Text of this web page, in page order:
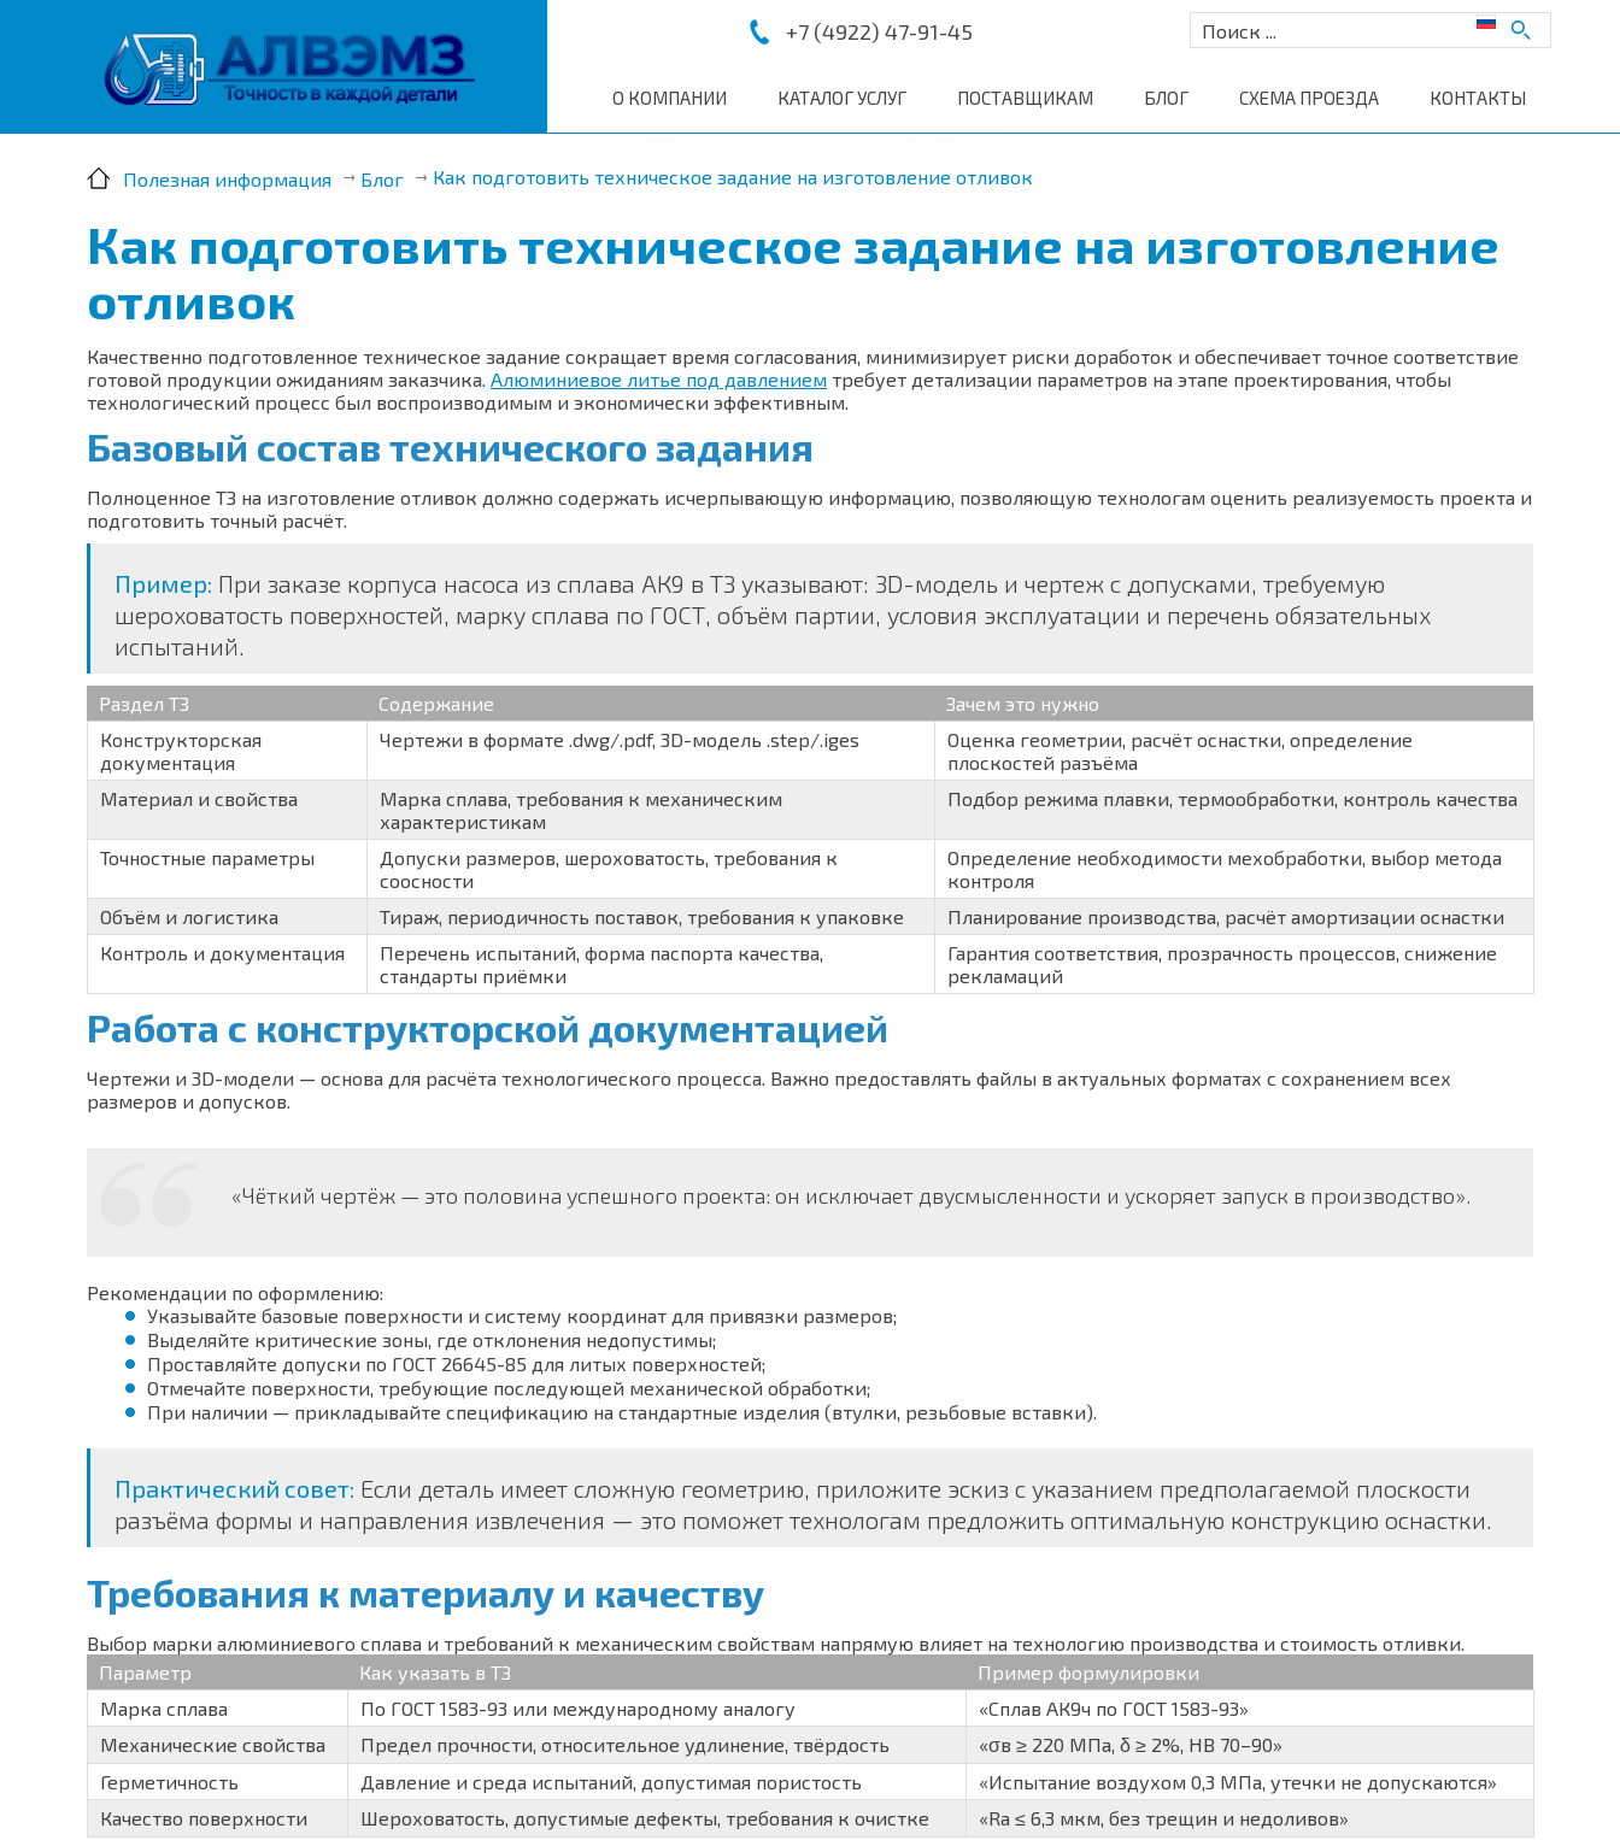
c 08:00 до 20:00
+7 (4922) 47-91-45
О КОМПАНИИ КАТАЛОГ УСЛУГ ПОСТАВЩИКАМ БЛОГ СХЕМА ПРОЕЗДА КОНТАКТЫ
Полезная информация Блог Как подготовить техническое задание на изготовление отливок
Как подготовить техническое задание на изготовление
отливок
Качественно подготовленное техническое задание сокращает время согласования, минимизирует риски доработок и обеспечивает точное соответствие
готовой продукции ожиданиям заказчика. Алюминиевое литье под давлением требует детализации параметров на этапе проектирования, чтобы
технологический процесс был воспроизводимым и экономически эффективным.
Базовый состав технического задания
Полноценное ТЗ на изготовление отливок должно содержать исчерпывающую информацию, позволяющую технологам оценить реализуемость проекта и
подготовить точный расчёт.
Пример: При заказе корпуса насоса из сплава АК9 в ТЗ указывают: 3D-модель и чертеж с допусками, требуемую
шероховатость поверхностей, марку сплава по ГОСТ, объём партии, условия эксплуатации и перечень обязательных
испытаний.
Раздел ТЗ Содержание
Зачем это нужно
Конструкторская
документация
Чертежи в формате .dwg/.pdf, 3D-модель .step/.iges
Оценка геометрии, расчёт оснастки, определение
плоскостей разъёма
Материал и свойства
Марка сплава, требования к механическим
характеристикам
Подбор режима плавки, термообработки, контроль качества
Точностные параметры
Допуски размеров, шероховатость, требования к
соосности
Определение необходимости мехобработки, выбор метода
контроля
Объём и логистика
Тираж, периодичность поставок, требования к упаковке
Планирование производства, расчёт амортизации оснастки
Контроль и документация
Перечень испытаний, форма паспорта качества,
стандарты приёмки
Гарантия соответствия, прозрачность процессов, снижение
рекламаций
Работа с конструкторской документацией
Чертежи и 3D-модели — основа для расчёта технологического процесса. Важно предоставлять файлы в актуальных форматах с сохранением всех
размеров и допусков.
«Чёткий чертёж — это половина успешного проекта: он исключает двусмысленности и ускоряет запуск в производство».
Рекомендации по оформлению:
Указывайте базовые поверхности и систему координат для привязки размеров;
Выделяйте критические зоны, где отклонения недопустимы;
Проставляйте допуски по ГОСТ 26645-85 для литых поверхностей;
Отмечайте поверхности, требующие последующей механической обработки;
При наличии — прикладывайте спецификацию на стандартные изделия (втулки, резьбовые вставки).
Практический совет: Если деталь имеет сложную геометрию, приложите эскиз с указанием предполагаемой плоскости
разъёма формы и направления извлечения — это поможет технологам предложить оптимальную конструкцию оснастки.
Требования к материалу и качеству
Выбор марки алюминиевого сплава и требований к механическим свойствам напрямую влияет на технологию производства и стоимость отливки.
Параметр
Как указать в ТЗ
Пример формулировки
Марка сплава
По ГОСТ 1583-93 или международному аналогу
«Сплав АК9ч по ГОСТ 1583-93»
Механические свойства
Предел прочности, относительное удлинение, твёрдость
«σв ≥ 220 МПа, δ ≥ 2%, НВ 70–90»
Герметичность
Давление и среда испытаний, допустимая пористость
«Испытание воздухом 0,3 МПа, утечки не допускаются»
Качество поверхности
Шероховатость, допустимые дефекты, требования к очистке
«Ra ≤ 6,3 мкм, без трещин и недоливов»